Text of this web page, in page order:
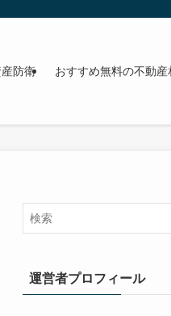
防衛 おすすめ無料の不動
運営者プロフィール